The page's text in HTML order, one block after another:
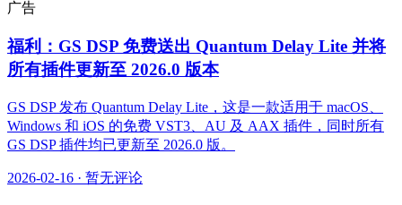
广告
福利：GS DSP 免费送出 Quantum Delay Lite 并将
所有插件更新至 2026.0 版本
GS DSP 发布 Quantum Delay Lite，这是一款适用于 macOS、
Windows 和 iOS 的免费 VST3、AU 及 AAX 插件，同时所有
GS DSP 插件均已更新至 2026.0 版。
2026-02-16 · 暂无评论